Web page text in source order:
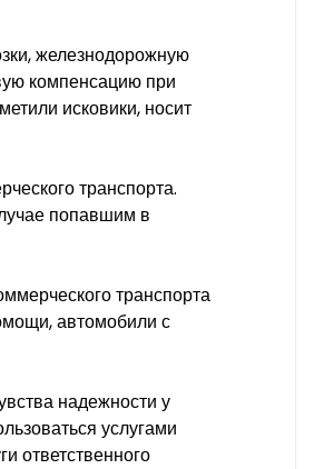
железнодорожную
компенсацию при
исковики, носит
транспорта.
попавшим в
транспорта
автомобили с
надежности у
услугами
ответственного